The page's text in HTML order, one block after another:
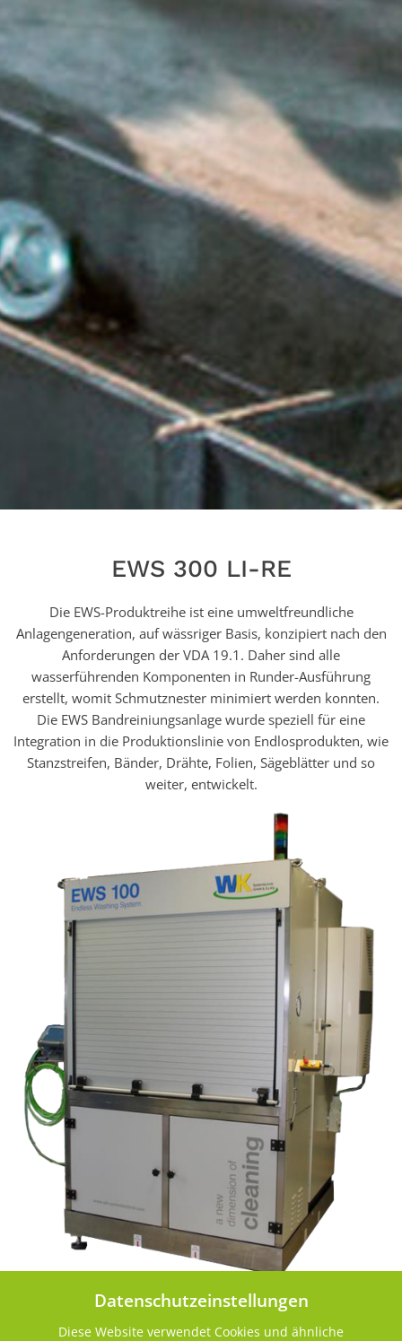
Datenschutzeinstellungen
Diese Website verwendet Cookies und ähnliche
EWS 300 LI-RE
Die EWS-Produktreihe ist eine umweltfreundliche
Anlagengeneration, auf wässriger Basis, konzipiert nach den
Anforderungen der VDA 19.1. Daher sind alle
wasserführenden Komponenten in Runder-Ausführung
erstellt, womit Schmutznester minimiert werden konnten.
Die EWS Bandreiniungsanlage wurde speziell für eine
Integration in die Produktionslinie von Endlosprodukten, wie
Stanzstreifen, Bänder, Drähte, Folien, Sägeblätter und so
weiter, entwickelt.